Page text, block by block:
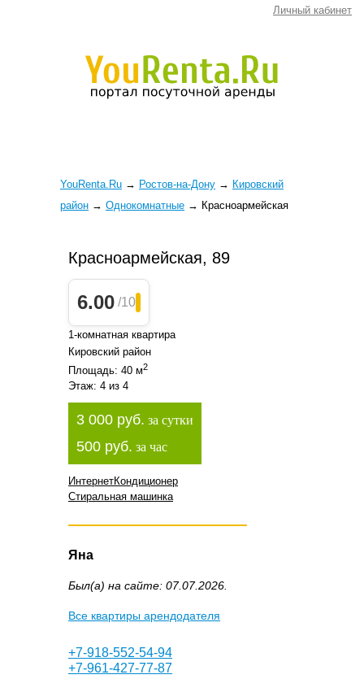
Личный кабинет
YouRenta.Ru → Ростов-на-Дону → Кировский
район → Однокомнатные → Красноармейская
Красноармейская, 89
6.00 /10
1-комнатная квартира
Кировский район
Площадь: 40 м2
Этаж: 4 из 4
3 000 руб. за сутки
500 руб. за час
ИнтернетКондиционер
Стиральная машинка
Яна
Был(а) на сайте: 07.07.2026.
Все квартиры арендодателя
+7-918-552-54-94
+7-961-427-77-87